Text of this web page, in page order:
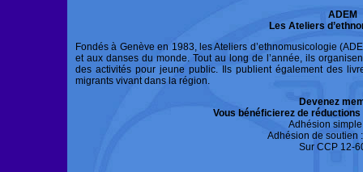
ADEM
Les Ateliers
Fondés à Genève en 1983, les Ateliers d’ethnomusicologie
et aux danses du monde. Tout au long de l’année, ils
des activités pour jeune public. Ils publient également des
migrants vivant dans la région.
Devenez
Vous bénéficierez de
Adhésion simple
Adhésion de soutien
Sur CCP 12-